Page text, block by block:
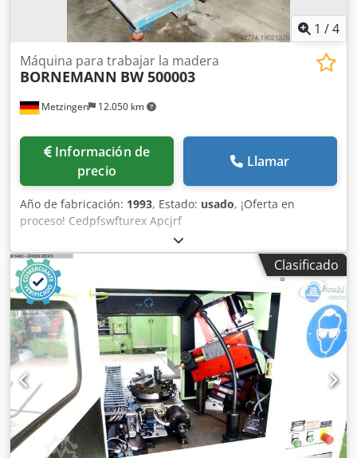
1 /4
Metzingen 12.050 km
Máquina para trabajar la madera
BORNEMANN BW 500003
Información de
precio
Llamar
Año de fabricación: 1993, Estado: usado, ¡Oferta en
proceso! Cedpfswfturex Apcjrf
Clasificado